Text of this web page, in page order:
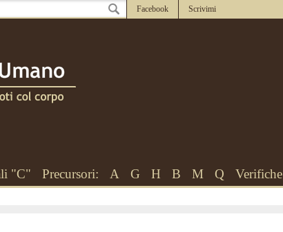
Facebook Scrivimi
"C" Precursori: A G H B M Q Verifiche